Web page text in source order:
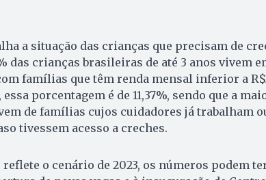
a situação das crianças que precisam de
das crianças brasileiras de até 3 anos vivem
famílias que têm renda mensal inferior a
porcentagem é de 11,37%, sendo que a
de famílias cujos cuidadores já trabalham
tivessem acesso a creches.
o cenário de 2023, os números podem